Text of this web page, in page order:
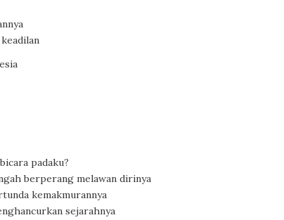
padaku?
berperang melawan dirinya
kemakmurannya
sejarahnya